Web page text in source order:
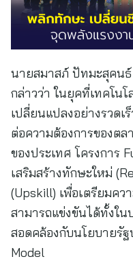
นายสมาสภ์ ปัทมะสุคน
กล่าวว่า ในยุคที่เทคโน
เปลี่ยนแปลงอย่างรวด
ต่อความต้องการของต
ของประเทศ โครงการ
เสริมสร้างทักษะใหม่
(Upskill) เพื่อเตรียมคว
สามารถแข่งขันได้ทั้งใน
สอดคล้องกับนโยบายรั
Model